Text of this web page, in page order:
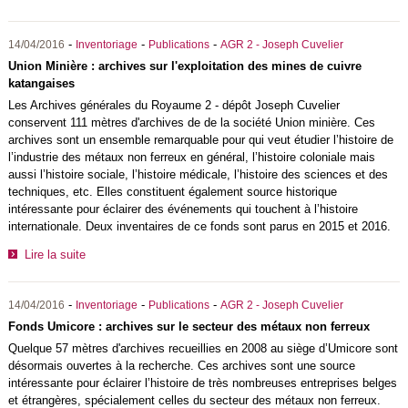
14/04/2016 - Inventoriage - Publications- AGR 2 - Joseph Cuvelier
Union Minière : archives sur l'exploitation des mines de cuivre
katangaises
Les Archives générales du Royaume 2 - dépôt Joseph Cuvelier
conservent 111 mètres d'archives de de la société Union minière. Ces
archives sont un ensemble remarquable pour qui veut étudier l’histoire de
l’industrie des métaux non ferreux en général, l’histoire coloniale mais
aussi l’histoire sociale, l’histoire médicale, l’histoire des sciences et des
techniques, etc. Elles constituent également source historique
intéressante pour éclairer des événements qui touchent à l’histoire
internationale. Deux inventaires de ce fonds sont parus en 2015 et 2016.
Lire la suite
14/04/2016 - Inventoriage - Publications- AGR 2 - Joseph Cuvelier
Fonds Umicore : archives sur le secteur des métaux non ferreux
Quelque 57 mètres d'archives recueillies en 2008 au siège d’Umicore sont
désormais ouvertes à la recherche. Ces archives sont une source
intéressante pour éclairer l’histoire de très nombreuses entreprises belges
et étrangères, spécialement celles du secteur des métaux non ferreux.